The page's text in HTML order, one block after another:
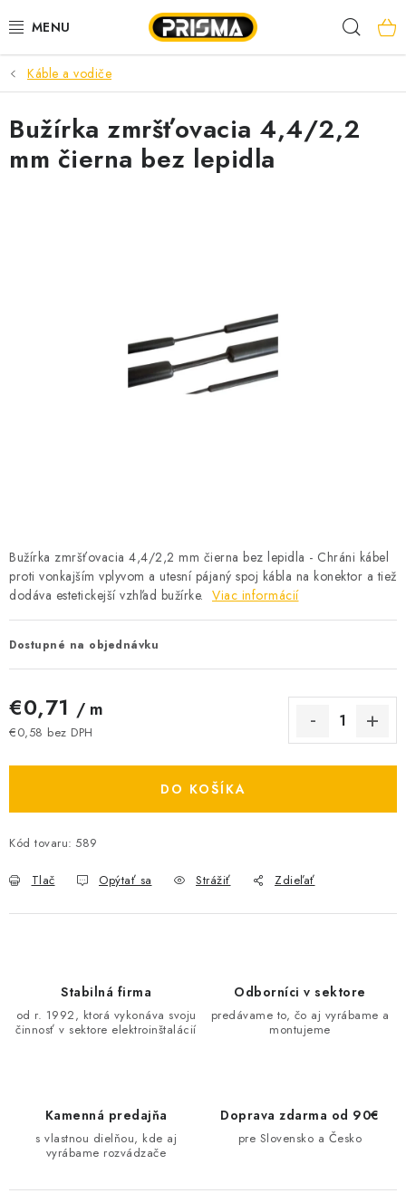
na
ČINNOSTI
VÝPREDAJ
AKCIE
LED PÁSY
MODULÁRNE PRÍSTROJE
SVORKY, ROZBOČOVAČE A OSTATNÉ
SVIETIDLÁ A SVETELNÉ ZDROJE
ÚLOŽNÝ MATERIÁL
ZÁSUVKY A VYPÍNAČE
ELEKTROMEROVÉ ROZVÁDZAČE
Obchodné podmienky
Ochrana osobných údajov
Reklamačný poriadok
Kontakt
Káble a vodiče
Bužírka zmršťovacia 4,4/2,2 mm čierna bez lepidla - Chráni kábel
proti vonkajším vplyvom a utesní pájaný spoj kábla na konektor a tiež
dodáva estetickejší vzhľad bužírke. Viac informácií
Dostupné na objednávku
€0,71 / m
€0,58 bez DPH
DO KOŠÍKA
Kód tovaru: 589
Tlač Opýtať sa Strážiť Zdieľať
Bužírka zmršťovacia 4,4/2,2
mm čierna bez lepidla
Stabilná firma
od r. 1992, ktorá vykonáva svoju
činnosť v sektore elektroinštalácií
Odborníci v sektore
predávame to, čo aj vyrábame a
montujeme
Kamenná predajňa
s vlastnou dielňou, kde aj
vyrábame rozvádzače
Doprava zdarma od 90€
pre Slovensko a Česko